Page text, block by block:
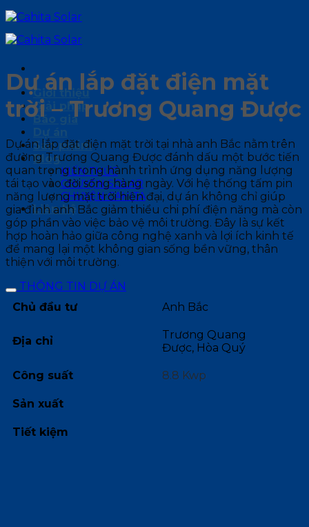
Bỏ
qua
nội
Giới thiệu
Giải pháp
Báo giá
Sản phẩm
Blog
KIẾN THỨC
CHUYỆN SOLAR
CHUYỆN CAHITA
Liên hệ
Dự án lắp đặt điện mặt
trời – Trương Quang Được
Dự án lắp đặt điện mặt trời tại nhà anh Bắc nằm trên
đường Trương Quang Được đánh dấu một bước tiến
quan trọng trong hành trình ứng dụng năng lượng
tái tạo vào đời sống hàng ngày. Với hệ thống tấm pin
năng lượng mặt trời hiện đại, dự án không chỉ giúp
gia đình anh Bắc giảm thiểu chi phí điện năng mà còn
góp phần vào việc bảo vệ môi trường. Đây là sự kết
hợp hoàn hảo giữa công nghệ xanh và lợi ích kinh tế
để mang lại một không gian sống bền vững, thân
thiện với môi trường.
THÔNG TIN DỰ ÁN
Chủ đầu tư
Anh Bắc
Địa chỉ
Trương Quang
Được, Hòa Quý
Công suất 8.8 Kwp
Sản xuất
Tiết kiệm